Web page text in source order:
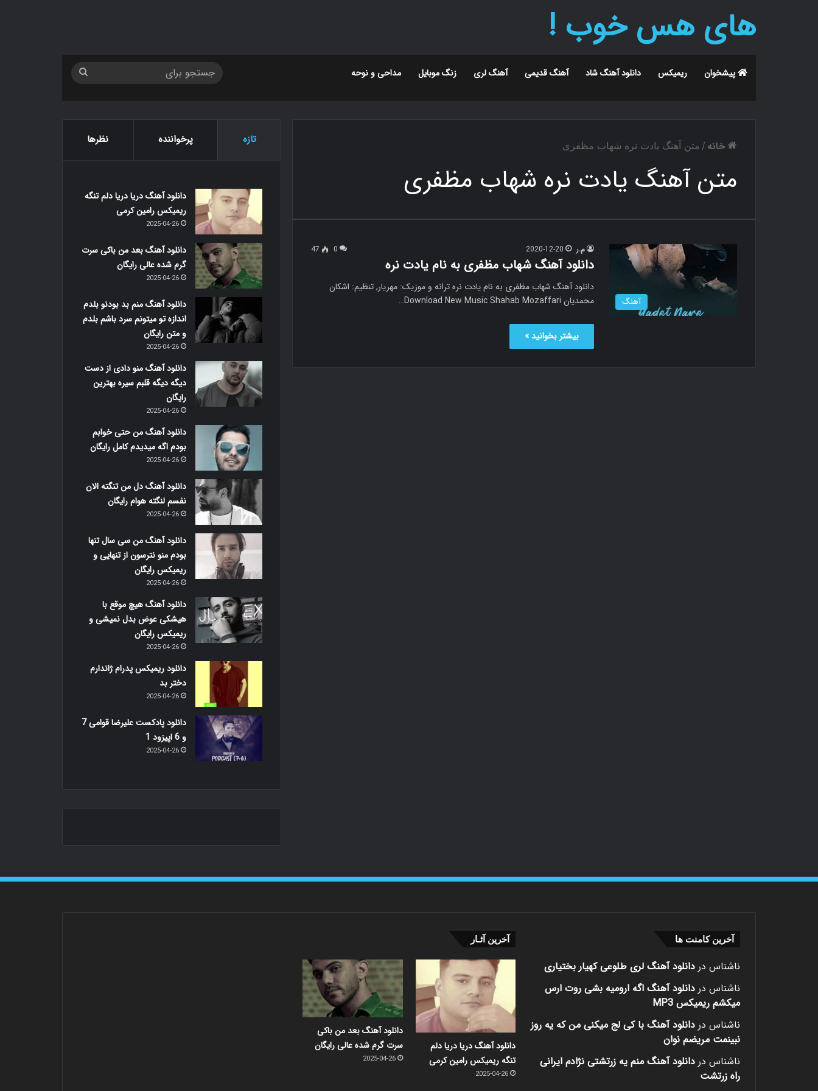
های هس خوب !
پیشخوان ریمیکس دانلود آهنگ شاد آهنگ قدیمی آهنگ لری زنگ موبایل مداحی و نوحه
خانه / متن آهنگ یادت نره شهاب مظفری
متن آهنگ یادت نره شهاب مظفری
آهنگ
م.ر 2020-12-20
0
47
دانلود آهنگ شهاب مظفری به نام یادت نره
دانلود آهنگ شهاب مظفری به نام یادت نره ترانه و موزیک: مهریار, تنظیم: اشکان
محمدیان Download New Music Shahab Mozaffari…
بیشتر بخوانید »
تازه پرخواننده نظرها
دانلود آهنگ دریا دریا دلم تنگه
ریمیکس رامین کرمی
2025-04-26
دانلود آهنگ بعد من باکی سرت
گرم شده عالی رایگان
2025-04-26
دانلود آهنگ منم بد بودنو بلدم
اندازه تو میتونم سرد باشم بلدم
و متن رایگان
2025-04-26
دانلود آهنگ منو دادی از دست
دیگه دیگه قلبم سیره بهترین
رایگان
2025-04-26
دانلود آهنگ من حتی خوابم
بودم اگه میدیدم کامل رایگان
2025-04-26
دانلود آهنگ دل من تنگته الان
نفسم لنگته هوام رایگان
2025-04-26
دانلود آهنگ من سی سال تنها
بودم منو نترسون از تنهایی و
ریمیکس رایگان
2025-04-26
دانلود آهنگ هیچ موقع با
هیشکی عوض بدل نمیشی و
ریمیکس رایگان
2025-04-26
دانلود ریمیکس پدرام ژاندارم
دختر بد
2025-04-26
دانلود پادکست علیرضا قوامی 7
و 6 اپیزود 1
2025-04-26
آخرین کامنت ها
ناشناس در دانلود آهنگ لری طلوعی کهیار بختیاری
ناشناس در دانلود آهنگ اگه ارومیه بشی روت ارس
میکشم ریمیکس MP3
ناشناس در دانلود آهنگ با کی لج میکنی من که یه روز
نبینمت مریضم نوان
ناشناس در دانلود آهنگ منم یه زرتشتی نژادم ایرانی
راه زرتشت
آخرین آثـار
دانلود آهنگ دریا دریا دلم
تنگه ریمیکس رامین کرمی
2025-04-26
دانلود آهنگ بعد من باکی
سرت گرم شده عالی رایگان
2025-04-26